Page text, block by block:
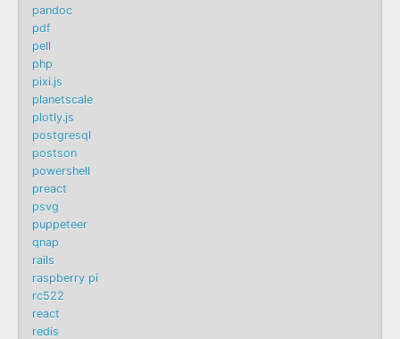
pandoc
pdf
pell
php
pixi.js
planetscale
plotly.js
postgresql
postson
powershell
preact
psvg
puppeteer
qnap
rails
raspberry pi
rc522
react
redis